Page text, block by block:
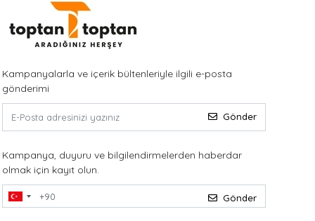
Kampanyalarla ve içerik bültenleriyle ilgili e-posta
gönderimi
Gönder
Kampanya, duyuru ve bilgilendirmelerden haberdar
olmak için kayıt olun.
Gönder